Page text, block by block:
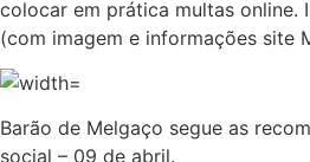
colocar em prática multas online.
(com imagem e informações site
Barão de Melgaço segue as
social – 09 de abril.